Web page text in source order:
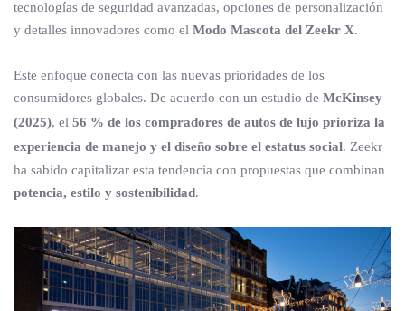
tecnologías de seguridad avanzadas, opciones de personalización
y detalles innovadores como el Modo Mascota del Zeekr X.
Este enfoque conecta con las nuevas prioridades de los
consumidores globales. De acuerdo con un estudio de McKinsey
(2025), el 56 % de los compradores de autos de lujo prioriza la
experiencia de manejo y el diseño sobre el estatus social. Zeekr
ha sabido capitalizar esta tendencia con propuestas que combinan
potencia, estilo y sostenibilidad.